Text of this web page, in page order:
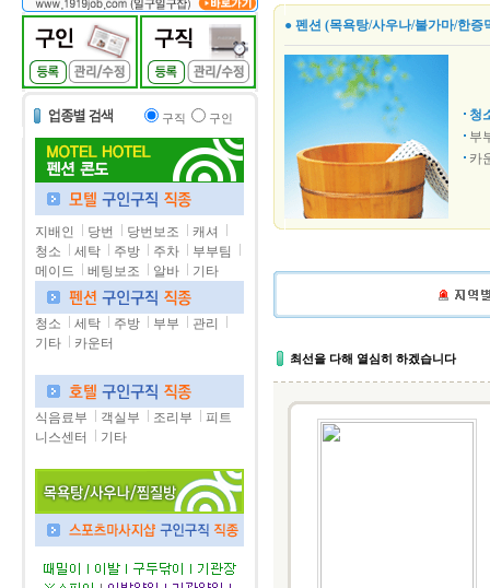
구직 구인
지배인 당번 당번보조
캐셔
청소
세탁 주방 주차
부부팀
메이드
베팅보조 알바 기타
청소 세탁 주방 부부
관리
기타
카운터
식음료부 객실부 조리부
피트
니스센터
기타
● 펜션 (목욕탕/사우나/불가마/한증
청
부
카
최선을 다해 열심히 하겠습니다